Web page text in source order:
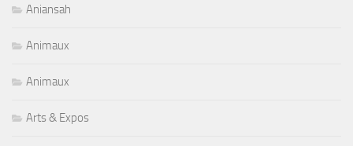
Aniansah
Animaux
Animaux
Arts & Expos